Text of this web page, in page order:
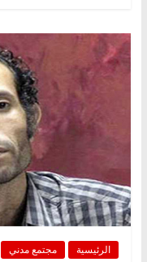
الرئيسية مجتمع مدني